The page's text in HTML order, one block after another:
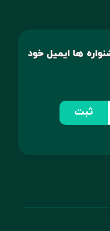
ها ایمیل خود
ثبت